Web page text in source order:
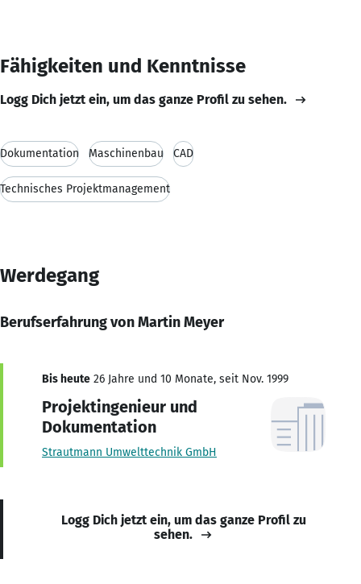
Fähigkeiten und Kenntnisse
Logg Dich jetzt ein, um das ganze Profil zu sehen.
Dokumentation Maschinenbau CAD
Technisches Projektmanagement
Werdegang
Berufserfahrung von Martin Meyer
Bis heute 26 Jahre und 10 Monate, seit Nov. 1999
Projektingenieur und
Dokumentation
Strautmann Umwelttechnik GmbH
Logg Dich jetzt ein, um das ganze Profil zu
sehen.